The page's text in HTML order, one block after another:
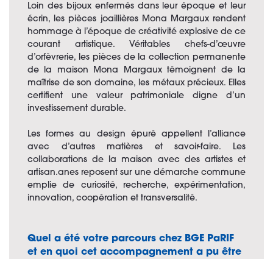
Loin des bijoux enfermés dans leur époque et leur
écrin, les pièces joaillières Mona Margaux rendent
hommage à l’époque de créativité explosive de ce
courant artistique. Véritables chefs-d’œuvre
d’orfèvrerie, les pièces de la collection permanente
de la maison Mona Margaux témoignent de la
maîtrise de son domaine, les métaux précieux. Elles
certifient une valeur patrimoniale digne d’un
investissement durable.
Les formes au design épuré appellent l’alliance
avec d’autres matières et savoir-faire. Les
collaborations de la maison avec des artistes et
artisan.anes reposent sur une démarche commune
emplie de curiosité, recherche, expérimentation,
innovation, coopération et transversalité.
Quel a été votre parcours chez BGE PaRIF
et en quoi cet accompagnement a pu être